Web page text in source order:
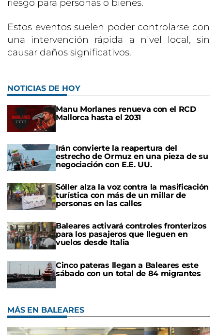
riesgo para personas o bienes.
Estos eventos suelen poder controlarse con
una intervención rápida a nivel local, sin
causar daños significativos.
NOTICIAS DE HOY
Manu Morlanes renueva con el RCD
Mallorca hasta el 2031
Irán convierte la reapertura del
estrecho de Ormuz en una pieza de su
negociación con E.E. UU.
Sóller alza la voz contra la masificación
turística con más de un millar de
personas en las calles
Baleares activará controles fronterizos
para los pasajeros que lleguen en
vuelos desde Italia
Cinco pateras llegan a Baleares este
sábado con un total de 84 migrantes
MÁS EN BALEARES